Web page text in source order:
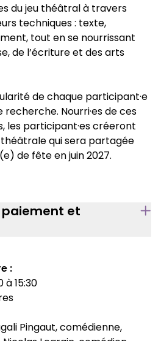
du jeu théâtral à travers
techniques : texte,
tout en se nourrissant
de l’écriture et des arts
de chaque participant·e
Nourri·es de ces
les participant·es créeront
qui sera partagée
de fête en juin 2027.
et
:
à 15:30
Pingaut, comédienne,